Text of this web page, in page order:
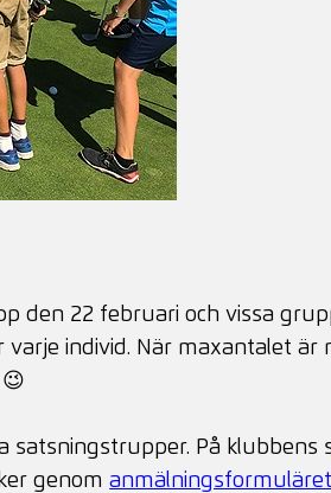
den 22 februari och vissa
individ. När maxantalet
satsningstrupper. På klubbens
genomanmälningsformuläret